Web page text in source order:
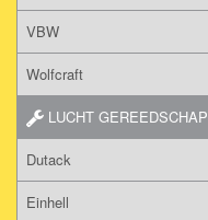
VBW
Wolfcraft
LUCHT GEREEDSCHAP
Dutack
Einhell